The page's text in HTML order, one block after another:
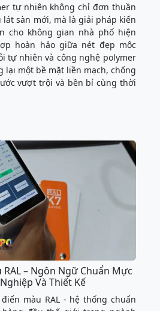
tự nhiên không chỉ đơn thuần
lát sàn mới, mà là giải pháp kiến
cho không gian nhà phố hiện
hoàn hảo giữa nét đẹp mộc
tự nhiên và công nghệ polymer
lại một bề mặt liền mạch, chống
vượt trội và bền bỉ cùng thời
– Ngôn Ngữ Chuẩn Mực
Và Thiết Kế
màu RAL - hệ thống chuẩn